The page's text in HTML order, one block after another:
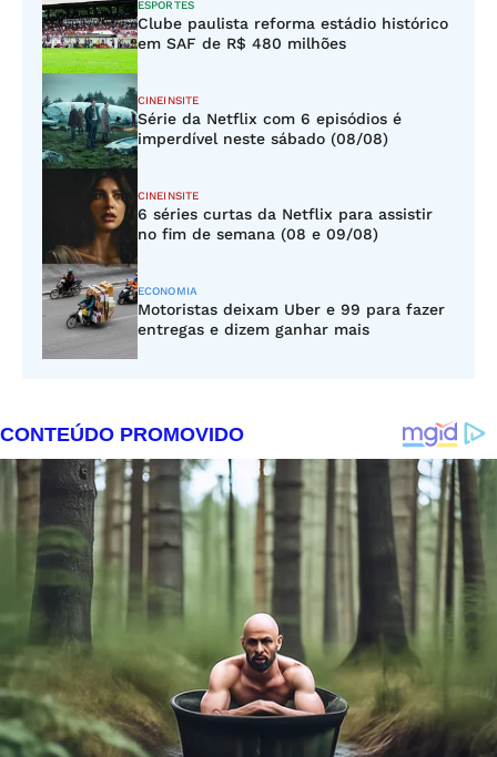
ESPORTES
Clube paulista reforma estádio histórico
em SAF de R$ 480 milhões
CINEINSITE
Série da Netflix com 6 episódios é
imperdível neste sábado (08/08)
CINEINSITE
6 séries curtas da Netflix para assistir
no fim de semana (08 e 09/08)
ECONOMIA
Motoristas deixam Uber e 99 para fazer
entregas e dizem ganhar mais